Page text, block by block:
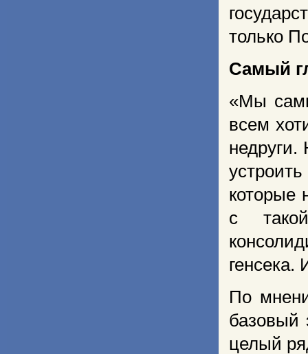
только
Самый
«Мы
всем
недруги.
которые
с
генсека.
По
базовый
целый